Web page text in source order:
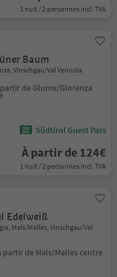
1 nuit / 2 personnes incl. TVA
Baum
Vinschgau/Val Venosta
de Glurns/Glorenza
Südtirol Guest Pass
À partir de 124€
1 nuit / 2 personnes incl. TVA
Edelweiß
Mals/Malles, Vinschgau/Val
partir de Mals/Malles centre